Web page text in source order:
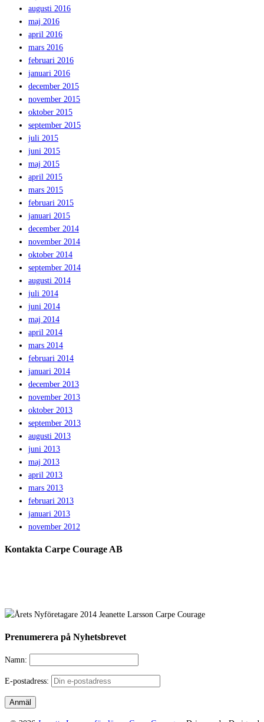
augusti 2016
maj 2016
april 2016
mars 2016
februari 2016
januari 2016
december 2015
november 2015
oktober 2015
september 2015
juli 2015
juni 2015
maj 2015
april 2015
mars 2015
februari 2015
januari 2015
december 2014
november 2014
oktober 2014
september 2014
augusti 2014
juli 2014
juni 2014
maj 2014
april 2014
mars 2014
februari 2014
januari 2014
december 2013
november 2013
oktober 2013
september 2013
augusti 2013
juni 2013
maj 2013
april 2013
mars 2013
februari 2013
januari 2013
november 2012
Kontakta Carpe Courage AB
Prenumerera på Nyhetsbrevet
Namn:
E-postadress: